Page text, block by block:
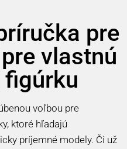
pre
vlastnú
voľbou pre
ktoré hľadajú
príjemné modely. Či už